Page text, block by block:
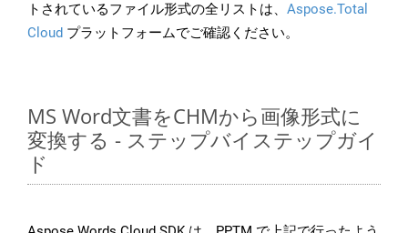
トされているファイル形式の全リストは、 Aspose.Total
Cloud プラットフォームでご確認ください。
MS Word文書をCHMから画像形式に
変換する - ステップバイステップガイ
ド